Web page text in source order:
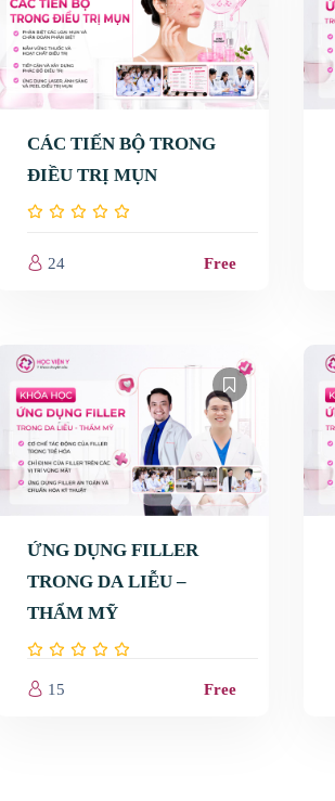
CÁC TIẾN BỘ TRONG
ĐIỀU TRỊ MỤN
24 Free
Vấn đề da
ỨNG DỤNG FILLER
TRONG DA LIỄU –
THẨM MỸ
15 Free